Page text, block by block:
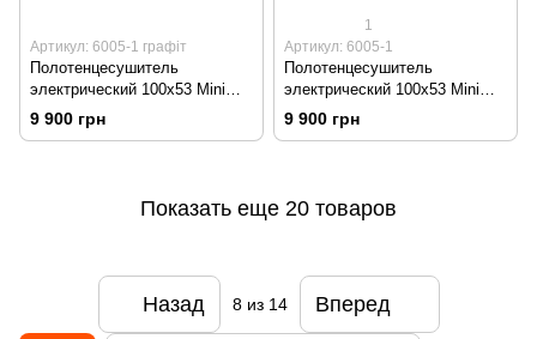
Артикул: 6005-1 графіт
Полотенцесушитель
электрический 100х53 Minimal
DRY графит
9 900 грн
1
Артикул: 6005-1
Полотенцесушитель
электрический 100х53 Minimal
DRY черный
9 900 грн
Показать еще 20 товаров
Назад 8из 14 Вперед